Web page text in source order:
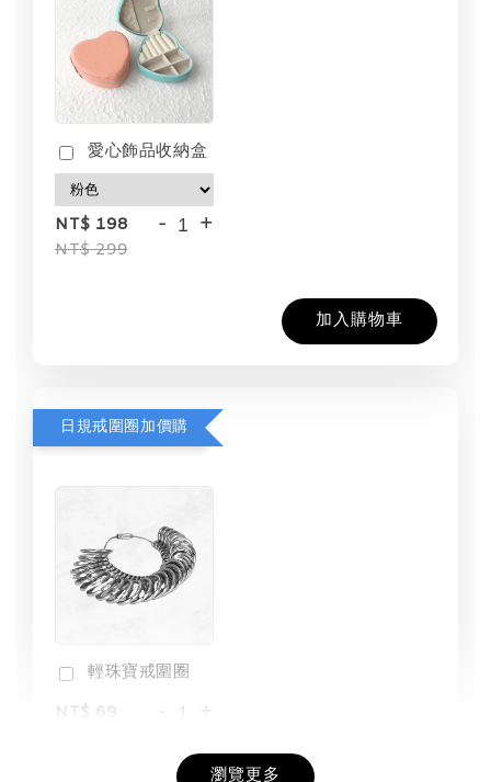
愛心飾品收納盒
NT$ 198
NT$ 299
- +
加入購物車
日規戒圍圈加價購
輕珠寶戒圍圈
NT$ 69
+
瀏覽更多